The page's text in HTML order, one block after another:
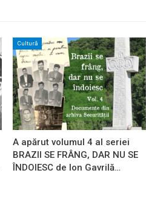
Cultură
A apărut volumul 4 al seriei
BRAZII SE FRÂNG, DAR NU SE
ÎNDOIESC de Ion Gavrilă…